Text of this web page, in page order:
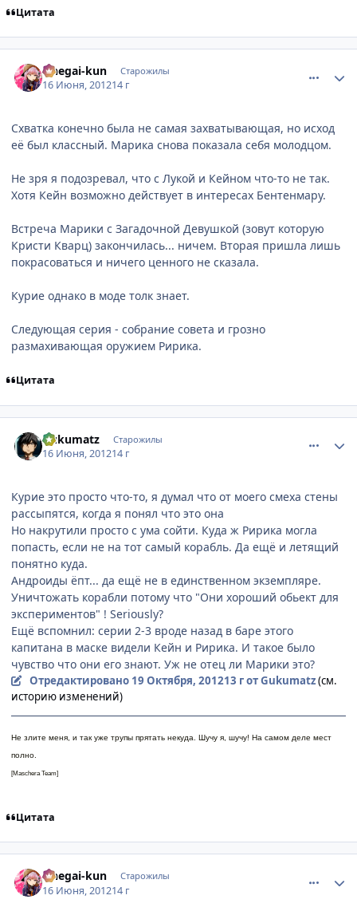
Цитата
Onegai-kun Старожилы
16 Июня, 201214 г
Схватка конечно была не самая захватывающая, но исход
её был классный. Марика снова показала себя молодцом.
Не зря я подозревал, что с Лукой и Кейном что-то не так.
Хотя Кейн возможно действует в интересах Бентенмару.
Встреча Марики с Загадочной Девушкой (зовут которую
Кристи Кварц) закончилась... ничем. Вторая пришла лишь
покрасоваться и ничего ценного не сказала.
Курие однако в моде толк знает.
Следующая серия - собрание совета и грозно
размахивающая оружием Ририка.
Цитата
Gukumatz Старожилы
16 Июня, 201214 г
Курие это просто что-то, я думал что от моего смеха стены
рассыпятся, когда я понял что это она
Но накрутили просто с ума сойти. Куда ж Ририка могла
попасть, если не на тот самый корабль. Да ещё и летящий
понятно куда.
Андроиды ёпт... да ещё не в единственном экземпляре.
Уничтожать корабли потому что "Они хороший обьект для
экспериментов" ! Seriously?
Ещё вспомнил: серии 2-3 вроде назад в баре этого
капитана в маске видели Кейн и Ририка. И такое было
чувство что они его знают. Уж не отец ли Марики это?
Отредактировано 19 Октября, 201213 гот Gukumatz(см.
историю изменений)
Не злите меня, и так уже трупы прятать некуда. Шучу я, шучу! На самом деле мест
полно.
[Maschera Team]
Цитата
Onegai-kun Старожилы
16 Июня, 201214 г